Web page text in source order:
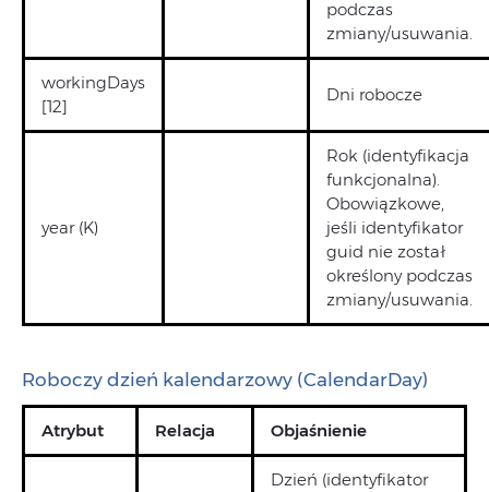
podczas
zmiany/usuwania.
workingDays
[12]
Dni robocze
year (K)
Rok (identyfikacja
funkcjonalna).
Obowiązkowe,
jeśli identyfikator
guid nie został
określony podczas
zmiany/usuwania.
Roboczy dzień kalendarzowy (CalendarDay)
Atrybut Relacja Objaśnienie
Dzień (identyfikator